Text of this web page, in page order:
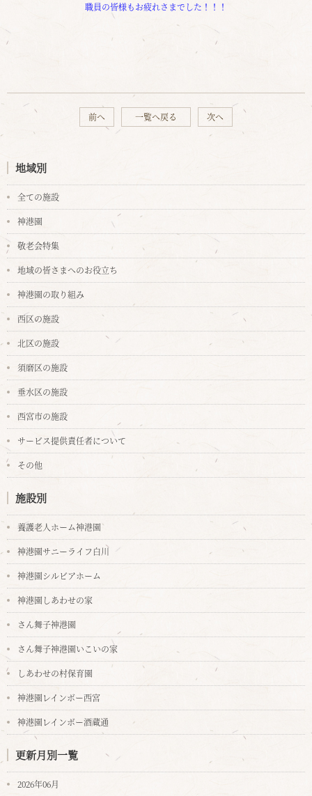
職員の皆様もお疲れさまでした！！！
前へ 一覧へ戻る 次へ
地域別
全ての施設
神港園
敬老会特集
地域の皆さまへのお役立ち
神港園の取り組み
西区の施設
北区の施設
須磨区の施設
垂水区の施設
西宮市の施設
サービス提供責任者について
その他
施設別
養護老人ホーム神港園
神港園サニーライフ白川
神港園シルビアホーム
神港園しあわせの家
さん舞子神港園
さん舞子神港園いこいの家
しあわせの村保育園
神港園レインボー西宮
神港園レインボー酒蔵通
更新月別一覧
2026年06月